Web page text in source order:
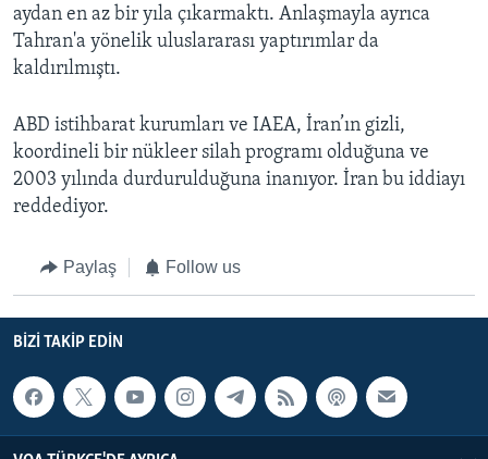
aydan en az bir yıla çıkarmaktı. Anlaşmayla ayrıca
Tahran'a yönelik uluslararası yaptırımlar da
kaldırılmıştı.
ABD istihbarat kurumları ve IAEA, İran’ın gizli,
koordineli bir nükleer silah programı olduğuna ve
2003 yılında durdurulduğuna inanıyor. İran bu iddiayı
reddediyor.
Paylaş Follow us
BIZI TAKIP EDIN